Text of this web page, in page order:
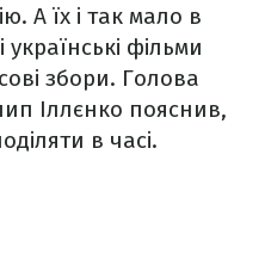
А їх і так мало в
українські фільми
збори. Голова
Іллєнко пояснив,
в часі.